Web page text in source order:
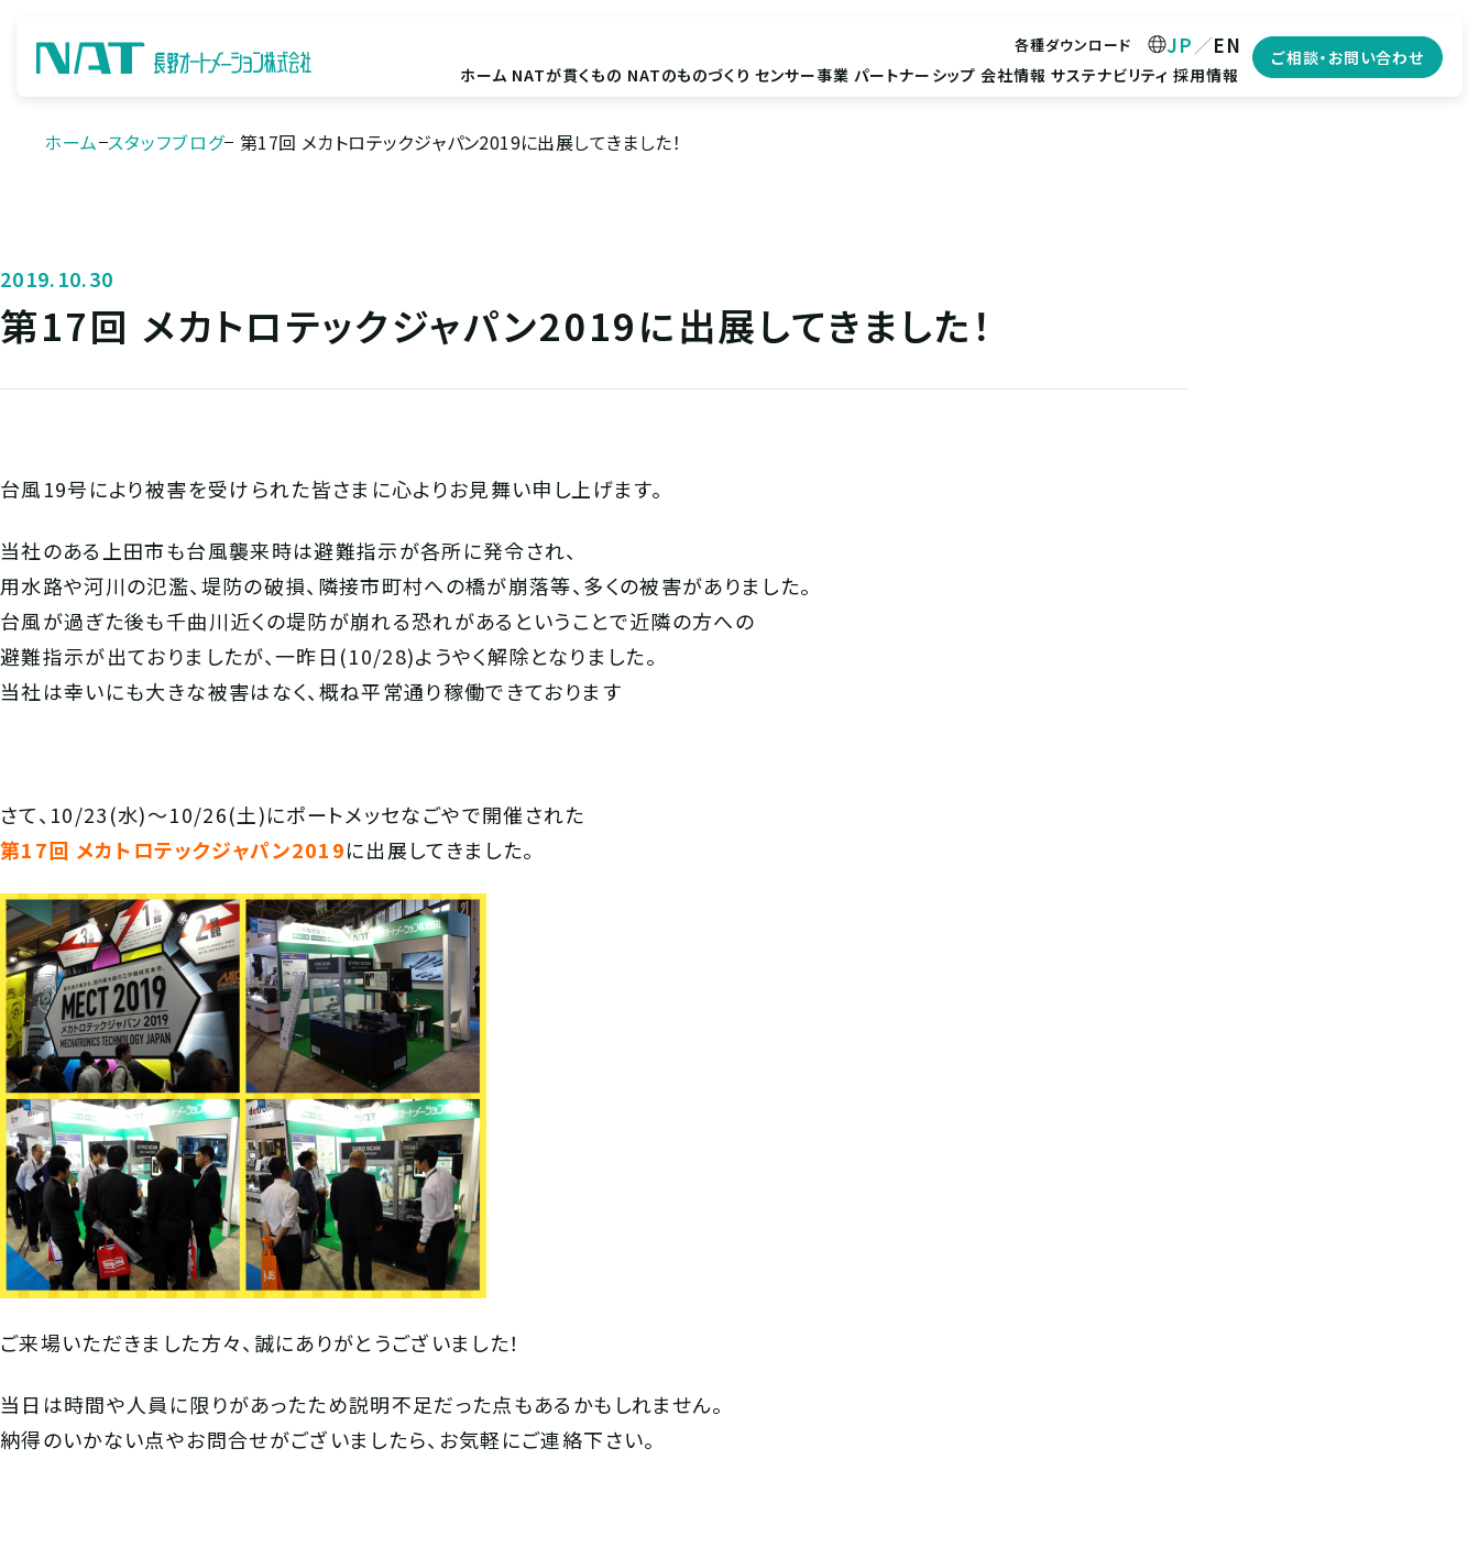
ホーム NATが貫くもの NATのものづくり センサー事業 パートナーシップ 会社情報 サステナビリティ 採用情報
各種ダウンロード EN
JP ご相談・お問い合わせ
ホーム スタッフブログ 第17回 メカトロテックジャパン2019に出展してきました！
2019.10.30
第17回 メカトロテックジャパン2019に出展してきました！
台風19号により被害を受けられた皆さまに心よりお見舞い申し上げます。
当社のある上田市も台風襲来時は避難指示が各所に発令され、
用水路や河川の氾濫、堤防の破損、隣接市町村への橋が崩落等、多くの被害がありました。
台風が過ぎた後も千曲川近くの堤防が崩れる恐れがあるということで近隣の方への
避難指示が出ておりましたが、一昨日(10/28)ようやく解除となりました。
当社は幸いにも大きな被害はなく、概ね平常通り稼働できております
さて、10/23(水)～10/26(土)にポートメッセなごやで開催された
第17回 メカトロテックジャパン2019に出展してきました。
ご来場いただきました方々、誠にありがとうございました！
当日は時間や人員に限りがあったため説明不足だった点もあるかもしれません。
納得のいかない点やお問合せがございましたら、お気軽にご連絡下さい。